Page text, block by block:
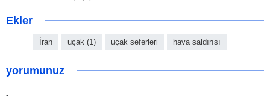
Ekler
İran uçak (1) uçak seferleri hava saldırısı
yorumunuz